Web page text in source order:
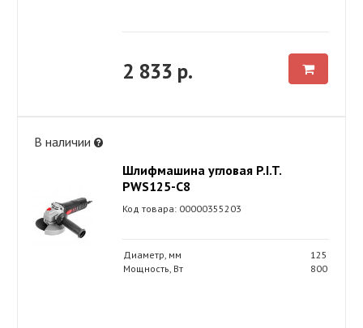
2 833 р.
В наличии
Шлифмашина угловая P.I.T.
PWS125-C8
Код товара: 00000355203
Диаметр, мм
125
Мощность, Вт
800